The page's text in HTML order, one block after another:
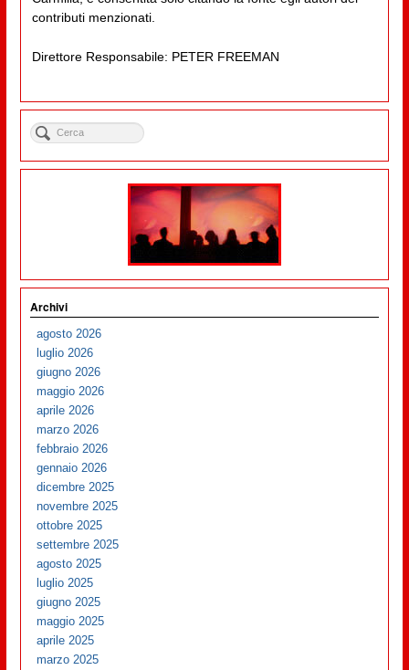
contributi menzionati.
Direttore Responsabile: PETER FREEMAN
Archivi
agosto 2026
luglio 2026
giugno 2026
maggio 2026
aprile 2026
marzo 2026
febbraio 2026
gennaio 2026
dicembre 2025
novembre 2025
ottobre 2025
settembre 2025
agosto 2025
luglio 2025
giugno 2025
maggio 2025
aprile 2025
marzo 2025